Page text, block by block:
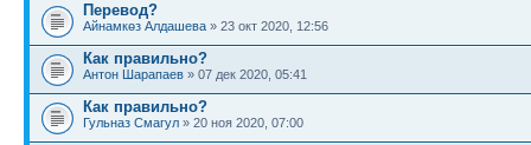
Перевод?
Айнамкөз Алдашева » 23 окт 2020, 12:56
Как правильно?
Антон Шарапаев » 07 дек 2020, 05:41
Как правильно?
Гульназ Смагул » 20 ноя 2020, 07:00